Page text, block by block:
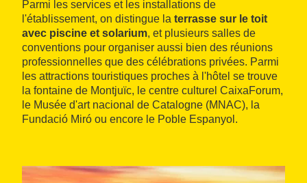
Parmi les services et les installations de
l'établissement, on distingue la terrasse sur le toit
avec piscine et solarium, et plusieurs salles de
conventions pour organiser aussi bien des réunions
professionnelles que des célébrations privées. Parmi
les attractions touristiques proches à l'hôtel se trouve
la fontaine de Montjuïc, le centre culturel CaixaForum,
le Musée d'art nacional de Catalogne (MNAC), la
Fundació Miró ou encore le Poble Espanyol.